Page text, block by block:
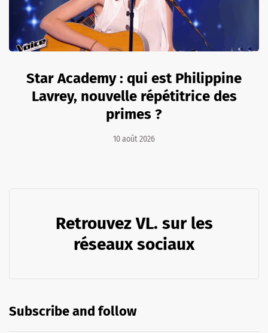
Star Academy : qui est Philippine
Lavrey, nouvelle répétitrice des
primes ?
10 août 2026
Retrouvez VL. sur les
réseaux sociaux
Subscribe and follow